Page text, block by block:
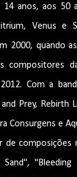
14 anos, aos 50
Venus e
2000, quando
compositores
Com a
Prey, Rebirth
Consurgens e
de composições